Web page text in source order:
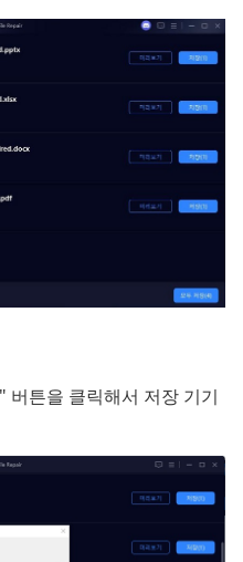
버튼을 클릭해서 저장 기기